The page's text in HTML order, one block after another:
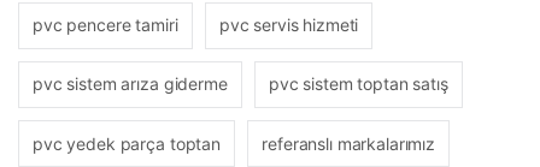
pvc pencere tamiri pvc servis hizmeti
pvc sistem arıza giderme pvc sistem toptan satış
pvc yedek parça toptan referanslı markalarımız